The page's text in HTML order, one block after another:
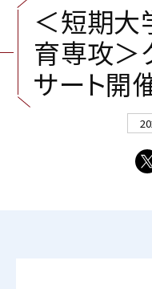
＜短期大
育専攻＞
サート開